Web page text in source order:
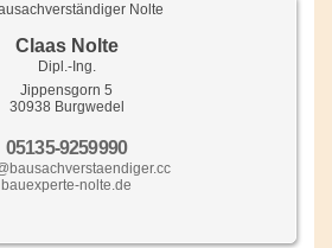
Claas Nolte
Dipl.-Ing.
Jippensgorn 5
30938 Burgwedel
05135-9259990
bauexperte-nolte.de